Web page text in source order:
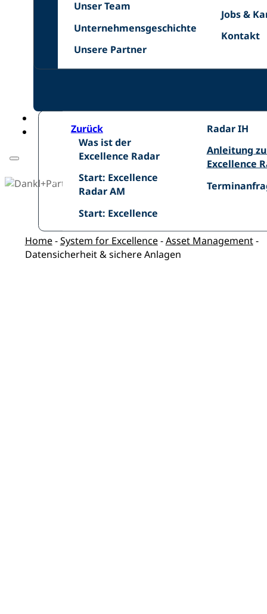
Unser Team
Unser
Unternehmensgeschichte
Unternehmensgeschichte
Unsere Partner
Unsere
Jobs &
Jobs
Karriere
Kontakt
Kontakt
Zurück
Was ist der
Excellence Radar
Was
ist
Excellence
Radar
Start: Excellence
Radar AM
Start:
Excellence
AM
Start: Excellence
Radar IH
Start:
Excellence
IH
Anleitung
Excellence
Anleitung
zum
Radar
Home-System for Excellence-Asset Management-
Datensicherheit & sichere Anlagen